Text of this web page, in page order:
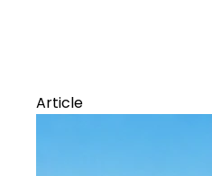
Article